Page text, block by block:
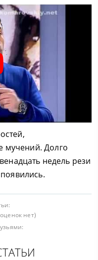
мучений. Долго
недель рези
нет)